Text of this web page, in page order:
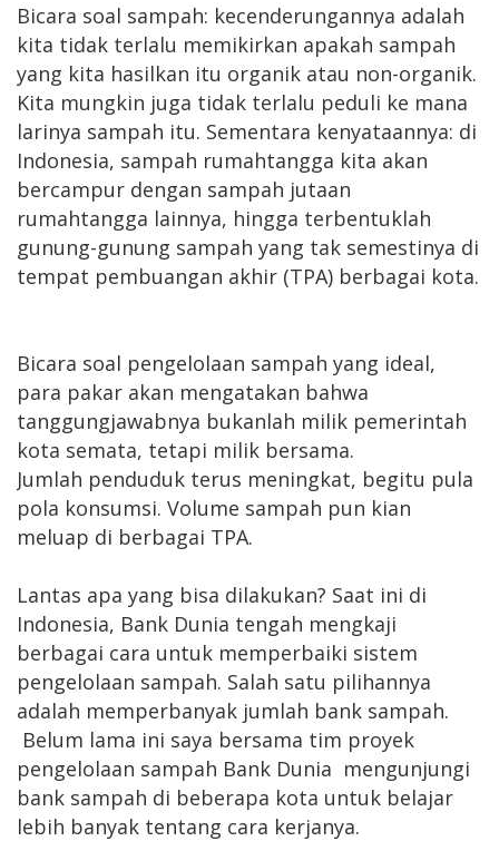
Bicara soal sampah: kecenderungannya adalah
kita tidak terlalu memikirkan apakah sampah
yang kita hasilkan itu organik atau non-organik.
Kita mungkin juga tidak terlalu peduli ke mana
larinya sampah itu. Sementara kenyataannya: di
Indonesia, sampah rumahtangga kita akan
bercampur dengan sampah jutaan
rumahtangga lainnya, hingga terbentuklah
gunung-gunung sampah yang tak semestinya di
tempat pembuangan akhir (TPA) berbagai kota.
Bicara soal pengelolaan sampah yang ideal,
para pakar akan mengatakan bahwa
tanggungjawabnya bukanlah milik pemerintah
kota semata, tetapi milik bersama.
Jumlah penduduk terus meningkat, begitu pula
pola konsumsi. Volume sampah pun kian
meluap di berbagai TPA.
Lantas apa yang bisa dilakukan? Saat ini di
Indonesia, Bank Dunia tengah mengkaji
berbagai cara untuk memperbaiki sistem
pengelolaan sampah. Salah satu pilihannya
adalah memperbanyak jumlah bank sampah.
Belum lama ini saya bersama tim proyek
pengelolaan sampah Bank Dunia mengunjungi
bank sampah di beberapa kota untuk belajar
lebih banyak tentang cara kerjanya.